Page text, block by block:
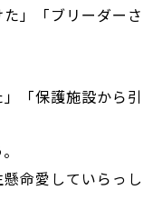
」「ブリーダーさ
「保護施設から引
命愛していらっし